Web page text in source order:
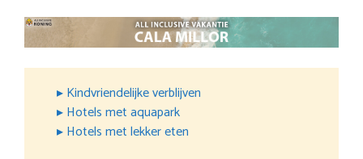
▸ Kindvriendelijke verblijven
▸ Hotels met aquapark
▸ Hotels met lekker eten